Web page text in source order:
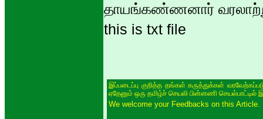
தாயங்கண்ணனார்
this is txt file
இப்படைப்பு குறித்த தங்கள் கருத்துக்கள்
ஏதேனும் ஒரு தமிழ்ச் செயலி பின்னணி செயல்பாட்டில்
We welcome your Feedbacks on this